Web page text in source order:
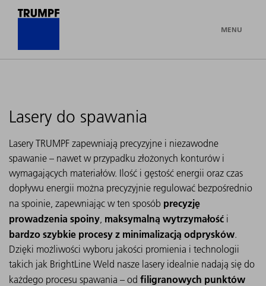
MENU
Lasery do spawania
Lasery TRUMPF zapewniają precyzyjne i niezawodne
spawanie – nawet w przypadku złożonych konturów i
wymagających materiałów. Ilość i gęstość energii oraz czas
dopływu energii można precyzyjnie regulować bezpośrednio
na spoinie, zapewniając w ten sposób precyzję
prowadzenia spoiny, maksymalną wytrzymałość i
bardzo szybkie procesy z minimalizacją odprysków.
Dzięki możliwości wyboru jakości promienia i technologii
takich jak BrightLine Weld nasze lasery idealnie nadają się do
każdego procesu spawania – od filigranowych punktów